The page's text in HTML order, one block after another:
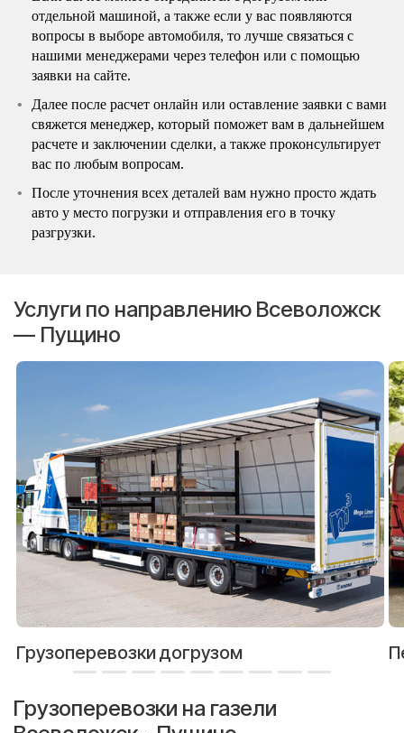
отдельной машиной, а также если у вас появляются
вопросы в выборе автомобиля, то лучше связаться с
нашими менеджерами через телефон или с помощью
заявки на сайте.
Далее после расчет онлайн или оставление заявки с вами
свяжется менеджер, который поможет вам в дальнейшем
расчете и заключении сделки, а также проконсультирует
вас по любым вопросам.
После уточнения всех деталей вам нужно просто ждать
авто у место погрузки и отправления его в точку
разгрузки.
Услуги по направлению Всеволожск
— Пущино
Грузоперевозки догрузом
Грузоперевозки на газели